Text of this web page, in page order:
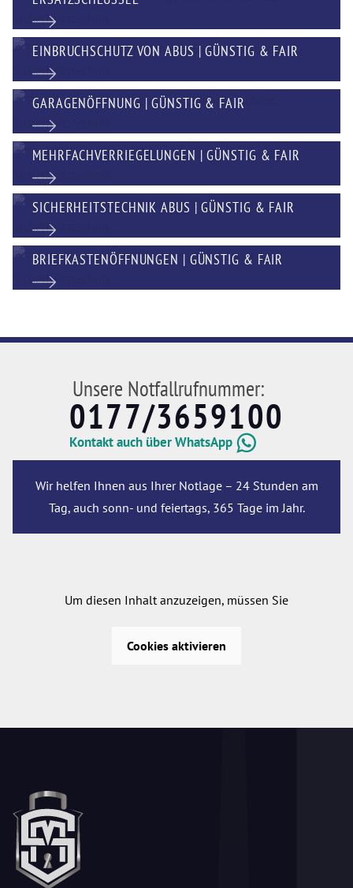
EINBRUCHSCHUTZ VON ABUS | GÜNSTIG & FAIR
GARAGENÖFFNUNG | GÜNSTIG & FAIR
MEHRFACHVERRIEGELUNGEN | GÜNSTIG & FAIR
SICHERHEITSTECHNIK ABUS | GÜNSTIG & FAIR
BRIEFKASTENÖFFNUNGEN | GÜNSTIG & FAIR
Unsere Notfallrufnummer:
0177/3659100
Kontakt auch über WhatsApp
Wir helfen Ihnen aus Ihrer Notlage – 24 Stunden am
Tag, auch sonn- und feiertags, 365 Tage im Jahr.
Um diesen Inhalt anzuzeigen, müssen Sie
Cookies aktivieren